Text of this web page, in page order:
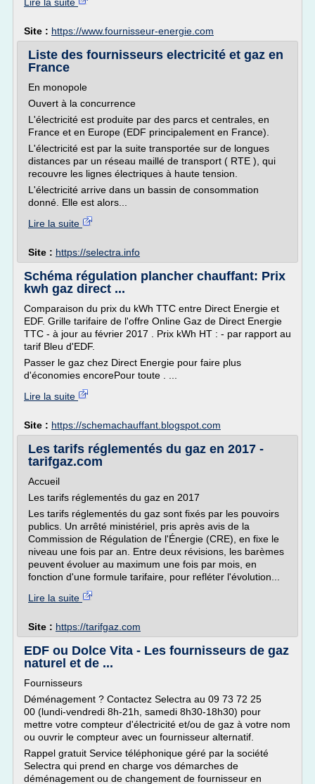
Site : https://www.fournisseur-energie.com
Liste des fournisseurs electricité et gaz en
France
En monopole
Ouvert à la concurrence
L'électricité est produite par des parcs et centrales, en
France et en Europe (EDF principalement en France).
L'électricité est par la suite transportée sur de longues
distances par un réseau maillé de transport ( RTE ), qui
recouvre les lignes électriques à haute tension.
L'électricité arrive dans un bassin de consommation
donné. Elle est alors...
Lire la suite
Site : https://selectra.info
Schéma régulation plancher chauffant: Prix
kwh gaz direct ...
Comparaison du prix du kWh TTC entre Direct Energie et
EDF. Grille tarifaire de l'offre Online Gaz de Direct Energie
TTC - à jour au février 2017 . Prix kWh HT : - par rapport au
tarif Bleu d'EDF.
Passer le gaz chez Direct Energie pour faire plus
d'économies encorePour toute . ...
Lire la suite
Site : https://schemachauffant.blogspot.com
Les tarifs réglementés du gaz en 2017 -
tarifgaz.com
Accueil
Les tarifs réglementés du gaz en 2017
Les tarifs réglementés du gaz sont fixés par les pouvoirs
publics. Un arrêté ministériel, pris après avis de la
Commission de Régulation de l'Énergie (CRE), en fixe le
niveau une fois par an. Entre deux révisions, les barèmes
peuvent évoluer au maximum une fois par mois, en
fonction d'une formule tarifaire, pour refléter l'évolution...
Lire la suite
Site : https://tarifgaz.com
EDF ou Dolce Vita - Les fournisseurs de gaz
naturel et de ...
Fournisseurs
Déménagement ? Contactez Selectra au 09 73 72 25
00 (lundi-vendredi 8h-21h, samedi 8h30-18h30) pour
mettre votre compteur d'électricité et/ou de gaz à votre nom
ou ouvrir le compteur avec un fournisseur alternatif.
Rappel gratuit Service téléphonique géré par la société
Selectra qui prend en charge vos démarches de
déménagement ou de changement de fournisseur en